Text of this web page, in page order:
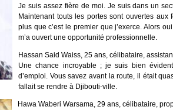
Je suis assez fière de moi. Je suis dans un
Maintenant touts les portes sont ouvertes aux
plus que c’est le premier que j’exerce. Alors
m’a ouvert une opportunité professionnelle.
Hassan Said Waiss, 25 ans, célibataire,
Une chance incroyable ; je suis bien
d’emploi. Vous savez avant la route, il était
fallait se rendre à Djibouti-ville.
Hawa Waberi Warsama, 29 ans, célibataire,